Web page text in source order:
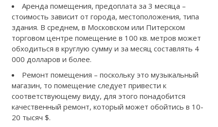
Аренда помещения, предоплата за 3 месяца –
стоимость зависит от города, местоположения, типа
здания. В среднем, в Московском или Питерском
торговом центре помещение в 100 кв. метров может
обходиться в круглую сумму и за месяц составлять 4
000 долларов и более.
Ремонт помещения – поскольку это музыкальный
магазин, то помещение следует привести к
соответствующему виду, для этого понадобится
качественный ремонт, который может обойтись в 10-
20 тысяч $.